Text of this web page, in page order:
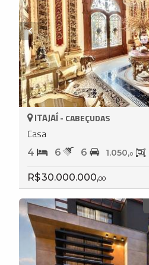
ITAJAÍ - CABEÇUDAS
Casa
4 6 6 1.050,0
R$ 30.000.000,00